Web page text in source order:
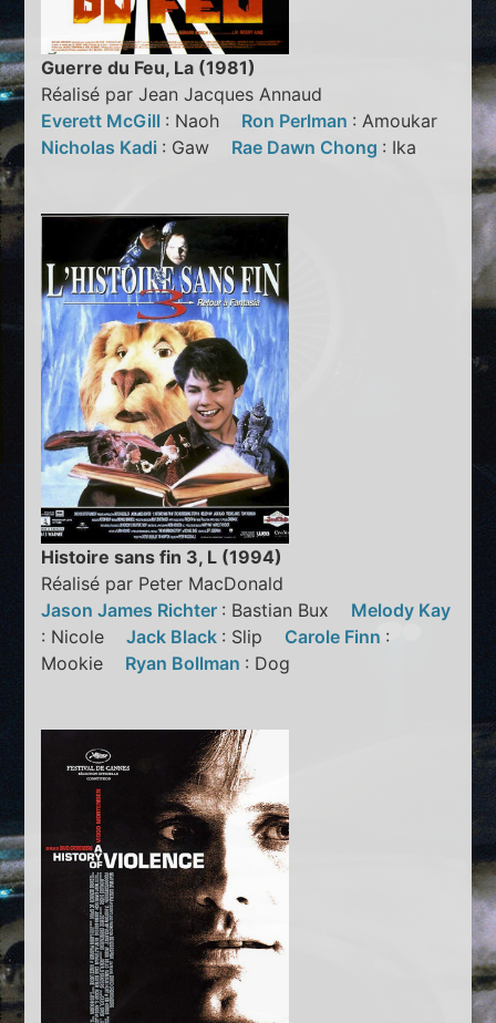
Guerre du Feu, La (1981)
Réalisé par Jean Jacques Annaud
Everett McGill : Naoh Ron Perlman : Amoukar
Nicholas Kadi : Gaw Rae Dawn Chong : Ika
Histoire sans fin 3, L (1994)
Réalisé par Peter MacDonald
Jason James Richter : Bastian Bux Melody Kay
: NicoleJack Black : Slip Carole Finn :
Mookie Ryan Bollman : Dog